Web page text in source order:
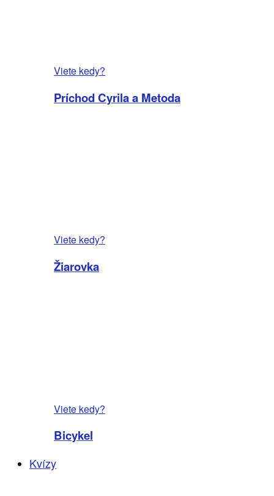
Viete kedy?
Príchod Cyrila a Metoda
Viete kedy?
Žiarovka
Viete kedy?
Bicykel
Kvízy